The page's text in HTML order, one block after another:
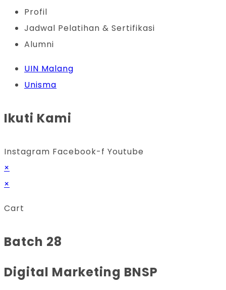
Profil
Jadwal Pelatihan & Sertifikasi
Alumni
UIN Malang
Unisma
Ikuti Kami
Instagram Facebook-f Youtube
×
×
Cart
Batch 28
Digital Marketing BNSP